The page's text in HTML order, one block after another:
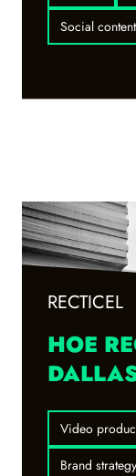
Social content
RECTICEL
HOE
Video
Brand strategy